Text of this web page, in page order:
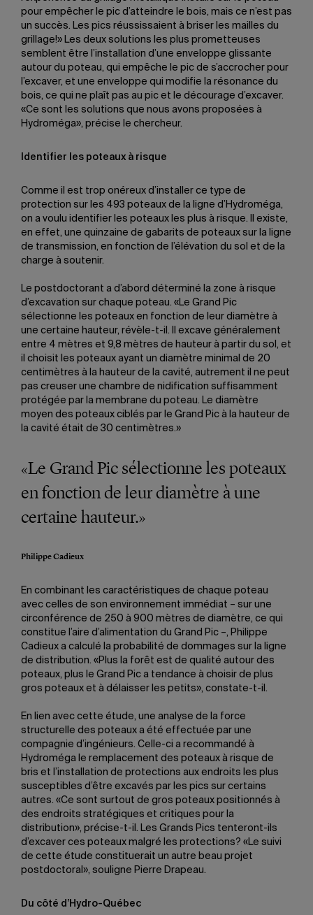
pour empêcher le pic d’atteindre le bois, mais ce n’est pas
un succès. Les pics réussissaient à briser les mailles du
grillage!» Les deux solutions les plus prometteuses
semblent être l’installation d’une enveloppe glissante
autour du poteau, qui empêche le pic de s’accrocher pour
l’excaver, et une enveloppe qui modifie la résonance du
bois, ce qui ne plaît pas au pic et le décourage d’excaver.
«Ce sont les solutions que nous avons proposées à
Hydroméga», précise le chercheur.
Identifier les poteaux à risque
Comme il est trop onéreux d’installer ce type de
protection sur les 493 poteaux de la ligne d’Hydroméga,
on a voulu identifier les poteaux les plus à risque. Il existe,
en effet, une quinzaine de gabarits de poteaux sur la ligne
de transmission, en fonction de l’élévation du sol et de la
charge à soutenir.
Le postdoctorant a d’abord déterminé la zone à risque
d’excavation sur chaque poteau. «Le Grand Pic
sélectionne les poteaux en fonction de leur diamètre à
une certaine hauteur, révèle-t-il. Il excave généralement
entre 4 mètres et 9,8 mètres de hauteur à partir du sol, et
il choisit les poteaux ayant un diamètre minimal de 20
centimètres à la hauteur de la cavité, autrement il ne peut
pas creuser une chambre de nidification suffisamment
protégée par la membrane du poteau. Le diamètre
moyen des poteaux ciblés par le Grand Pic à la hauteur de
la cavité était de 30 centimètres.»
«Le Grand Pic sélectionne les poteaux
en fonction de leur diamètre à une
certaine hauteur.»
Philippe Cadieux
En combinant les caractéristiques de chaque poteau
avec celles de son environnement immédiat – sur une
circonférence de 250 à 900 mètres de diamètre, ce qui
constitue l’aire d’alimentation du Grand Pic –, Philippe
Cadieux a calculé la probabilité de dommages sur la ligne
de distribution. «Plus la forêt est de qualité autour des
poteaux, plus le Grand Pic a tendance à choisir de plus
gros poteaux et à délaisser les petits», constate-t-il.
En lien avec cette étude, une analyse de la force
structurelle des poteaux a été effectuée par une
compagnie d’ingénieurs. Celle-ci a recommandé à
Hydroméga le remplacement des poteaux à risque de
bris et l’installation de protections aux endroits les plus
susceptibles d’être excavés par les pics sur certains
autres. «Ce sont surtout de gros poteaux positionnés à
des endroits stratégiques et critiques pour la
distribution», précise-t-il. Les Grands Pics tenteront-ils
d’excaver ces poteaux malgré les protections? «Le suivi
de cette étude constituerait un autre beau projet
postdoctoral», souligne Pierre Drapeau.
Du côté d’Hydro-Québec